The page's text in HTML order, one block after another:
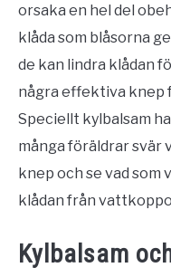
orsaka en hel del
klåda som blåsorna
de kan lindra klådan
några effektiva knep
Speciellt kylbalsam
många föräldrar svär
knep och se vad
klådan från
Kylbalsam